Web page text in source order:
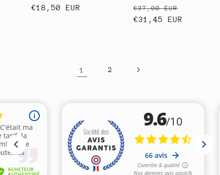
Prix
€18,50 EUR
Prix
habituel
€37,00 EUR
€31,45 EUR
1 2